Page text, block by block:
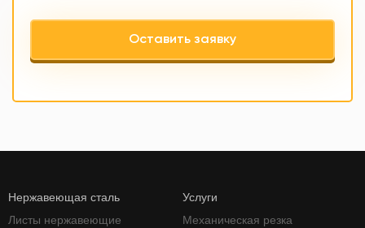
Оставить заявку
Нержавеющая сталь
Листы нержавеющие
Услуги
Механическая резка